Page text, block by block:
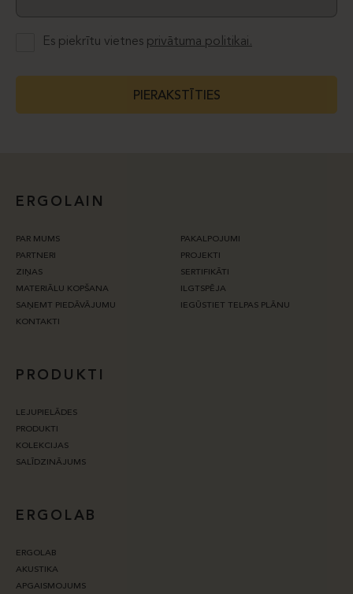
Es piekrītu vietnes privātuma politikai.
PIERAKSTĪTIES
ERGOLAIN
PAR MUMS
PAKALPOJUMI
PARTNERI
PROJEKTI
ZIŅAS
SERTIFIKĀTI
MATERIĀLU KOPŠANA
ILGTSPĒJA
SAŅEMT PIEDĀVĀJUMU
IEGŪSTIET TELPAS PLĀNU
KONTAKTI
PRODUKTI
LEJUPIELĀDES
PRODUKTI
KOLEKCIJAS
SALĪDZINĀJUMS
ERGOLAB
ERGOLAB
AKUSTIKA
APGAISMOJUMS